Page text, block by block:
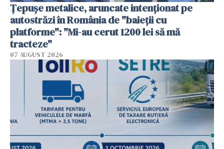
Țepușe metalice, aruncate intenționat pe
autostrăzi în România de "baieții cu
platforme": "Mi-au cerut 1200 lei să mă
tracteze"
07 AUGUST 2026